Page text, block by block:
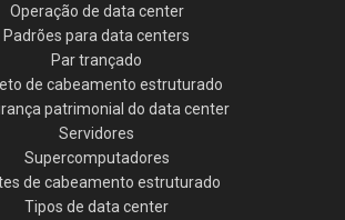
Operação de data center
Padrões para data centers
Par trançado
de cabeamento estruturado
patrimonial do data center
Servidores
Supercomputadores
de cabeamento estruturado
Tipos de data center